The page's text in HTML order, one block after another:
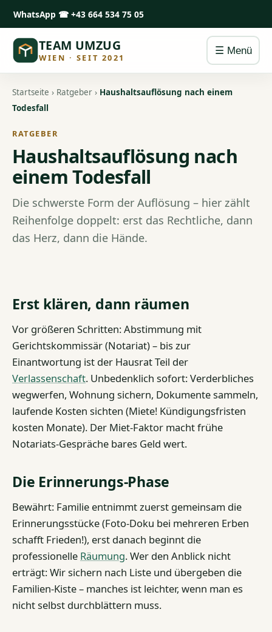
WhatsApp ☎ +43 664 534 75 05
TEAM UMZUG
WIEN · SEIT 2021
☰ Menü
Startseite › Ratgeber › Haushaltsauflösung nach einem
Todesfall
RATGEBER
Haushaltsauflösung nach
einem Todesfall
Die schwerste Form der Auflösung – hier zählt
Reihenfolge doppelt: erst das Rechtliche, dann
das Herz, dann die Hände.
Erst klären, dann räumen
Vor größeren Schritten: Abstimmung mit
Gerichtskommissär (Notariat) – bis zur
Einantwortung ist der Hausrat Teil der
Verlassenschaft. Unbedenklich sofort: Verderbliches
wegwerfen, Wohnung sichern, Dokumente sammeln,
laufende Kosten sichten (Miete! Kündigungsfristen
kosten Monate). Der Miet-Faktor macht frühe
Notariats-Gespräche bares Geld wert.
Die Erinnerungs-Phase
Bewährt: Familie entnimmt zuerst gemeinsam die
Erinnerungsstücke (Foto-Doku bei mehreren Erben
schafft Frieden!), erst danach beginnt die
professionelle Räumung. Wer den Anblick nicht
erträgt: Wir sichern nach Liste und übergeben die
Familien-Kiste – manches ist leichter, wenn man es
nicht selbst durchblättern muss.